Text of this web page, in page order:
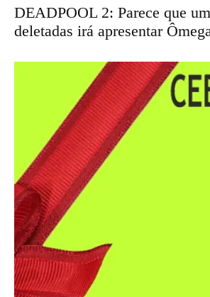
DEADPOOL 2: Parece que
deletadas irá apresentar